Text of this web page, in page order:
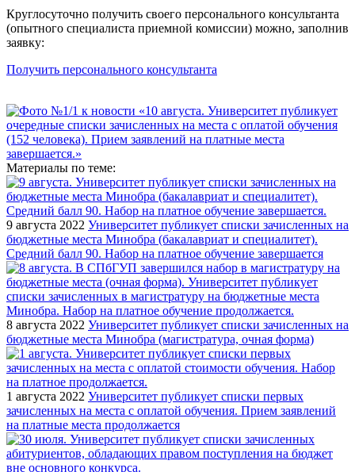
Круглосуточно получить своего персонального консультанта
(опытного специалиста приемной комиссии) можно, заполнив
заявку:
Получить персонального консультанта
Материалы по теме:
9 августа 2022 Университет публикует списки зачисленных на
бюджетные места Минобра (бакалавриат и специалитет).
Средний балл 90. Набор на платное обучение завершается
8 августа 2022 Университет публикует списки зачисленных на
бюджетные места Минобра (магистратура, очная форма)
1 августа 2022 Университет публикует списки первых
зачисленных на места с оплатой обучения. Прием заявлений
на платные места продолжается